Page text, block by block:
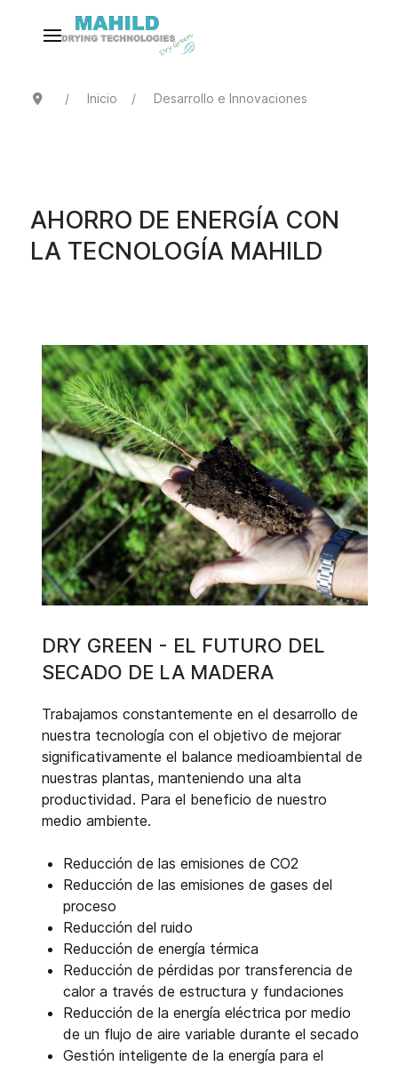
Inicio Desarrollo e Innovaciones
AHORRO DE ENERGÍA CON
LA TECNOLOGÍA MAHILD
DRY GREEN - EL FUTURO DEL
SECADO DE LA MADERA
Trabajamos constantemente en el desarrollo de
nuestra tecnología con el objetivo de mejorar
significativamente el balance medioambiental de
nuestras plantas, manteniendo una alta
productividad. Para el beneficio de nuestro
medio ambiente.
Reducción de las emisiones de CO2
Reducción de las emisiones de gases del
proceso
Reducción del ruido
Reducción de energía térmica
Reducción de pérdidas por transferencia de
calor a través de estructura y fundaciones
Reducción de la energía eléctrica por medio
de un flujo de aire variable durante el secado
Gestión inteligente de la energía para el